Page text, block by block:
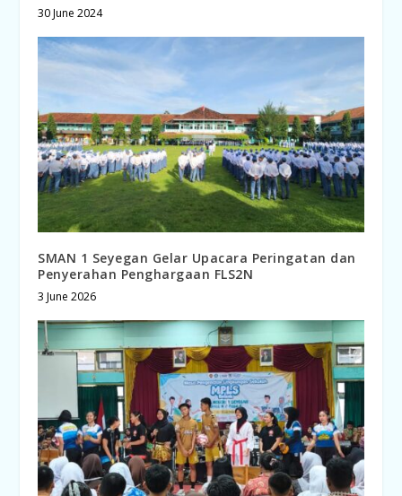
30 June 2024
SMAN 1 Seyegan Gelar Upacara Peringatan dan
Penyerahan Penghargaan FLS2N
3 June 2026